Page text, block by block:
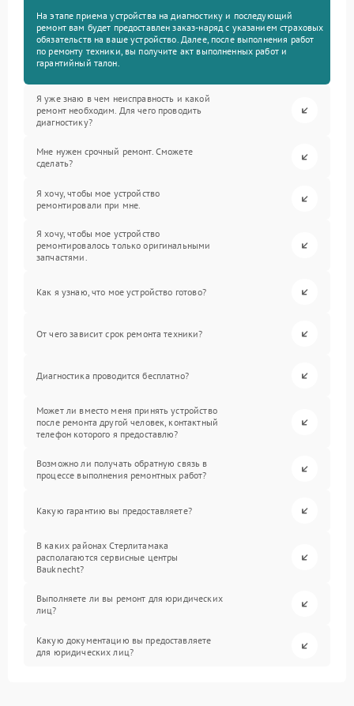
На этапе приема устройства на диагностику и последующий
ремонт вам будет предоставлен заказ-наряд с указанием страховых
обязательств на ваше устройство. Далее, после выполнения работ
по ремонту техники, вы получите акт выполненных работ и
гарантийный талон.
Я уже знаю в чем неисправность и какой
ремонт необходим. Для чего проводить
диагностику?
Мне нужен срочный ремонт. Сможете
сделать?
Я хочу, чтобы мое устройство
ремонтировали при мне.
Я хочу, чтобы мое устройство
ремонтировалось только оригинальными
запчастями.
Как я узнаю, что мое устройство готово?
От чего зависит срок ремонта техники?
Диагностика проводится бесплатно?
Может ли вместо меня принять устройство
после ремонта другой человек, контактный
телефон которого я предоставлю?
Возможно ли получать обратную связь в
процессе выполнения ремонтных работ?
Какую гарантию вы предоставляете?
В каких районах Стерлитамака
располагаются сервисные центры
Bauknecht?
Выполняете ли вы ремонт для юридических
лиц?
Какую документацию вы предоставляете
для юридических лиц?